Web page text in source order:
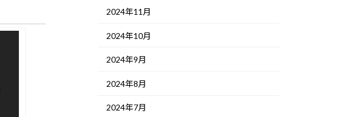
2024年11月
2024年10月
2024年9月
2024年8月
2024年7月